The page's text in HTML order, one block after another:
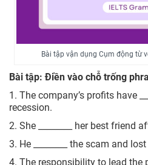
Bài tập vận dụng Cụm động từ
Bài tập: Điền vào chỗ trống
1. The company’s profits have
recession.
2. She ________ her best friend
3. He ________ the scam and
4. The responsibility to lead the